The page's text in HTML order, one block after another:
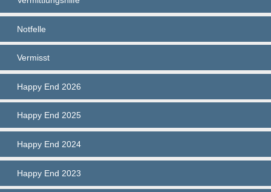
Notfelle
Vermisst
Happy End 2026
Happy End 2025
Happy End 2024
Happy End 2023